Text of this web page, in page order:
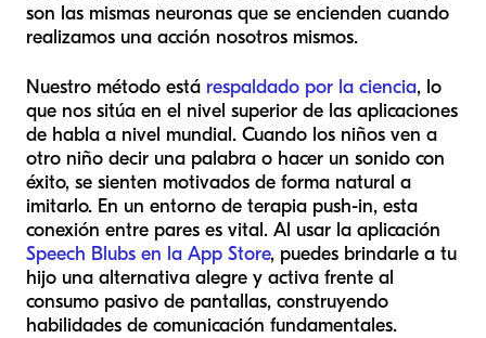
son las mismas neuronas que se encienden cuando
realizamos una acción nosotros mismos.
Nuestro método está respaldado por la ciencia, lo
que nos sitúa en el nivel superior de las aplicaciones
de habla a nivel mundial. Cuando los niños ven a
otro niño decir una palabra o hacer un sonido con
éxito, se sienten motivados de forma natural a
imitarlo. En un entorno de terapia push-in, esta
conexión entre pares es vital. Al usar la aplicación
Speech Blubs en la App Store, puedes brindarle a tu
hijo una alternativa alegre y activa frente al
consumo pasivo de pantallas, construyendo
habilidades de comunicación fundamentales.